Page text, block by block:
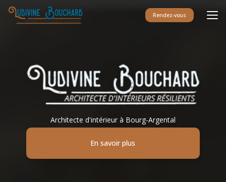
Aller
contenu
Rendez-vous
Architecte d'intérieur à Bourg-Argental
En savoir plus